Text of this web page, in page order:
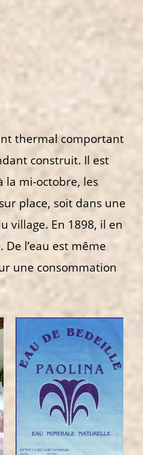
thermal comportant
construit. Il est
la mi-octobre, les
place, soit dans une
village. En 1898, il en
l’eau est même
une consommation